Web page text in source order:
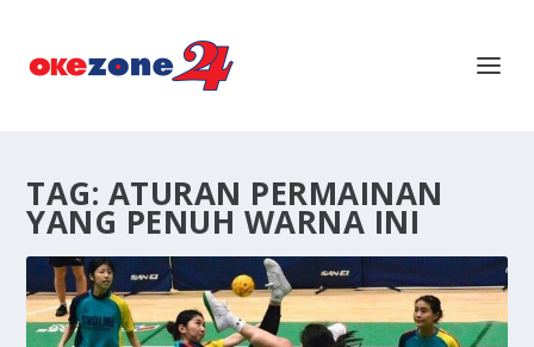
TAG: ATURAN PERMAINAN
YANG PENUH WARNA INI